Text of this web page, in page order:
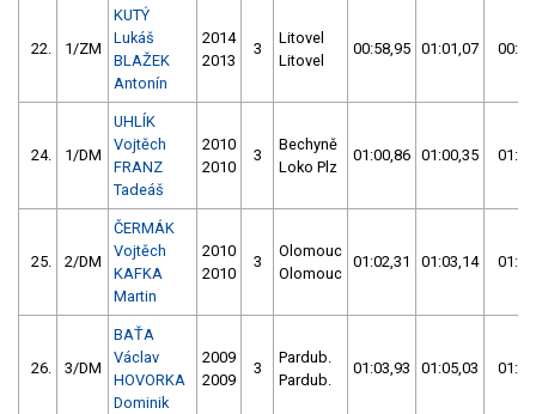
22. 1/ZM
KUTÝ
Lukáš
BLAŽEK
Antonín
2014
2013
3
Litovel
Litovel
00:58,95 01:01,07
24. 1/DM
UHLÍK
Vojtěch
FRANZ
Tadeáš
2010
2010
3
Bechyně
Loko Plz
01:00,86 01:00,35
25. 2/DM
ČERMÁK
Vojtěch
KAFKA
Martin
2010
2010
3
Olomouc
Olomouc
01:02,31 01:03,14
26. 3/DM
BAŤA
Václav
HOVORKA
Dominik
2009
2009
3
Pardub.
Pardub.
01:03,93 01:05,03